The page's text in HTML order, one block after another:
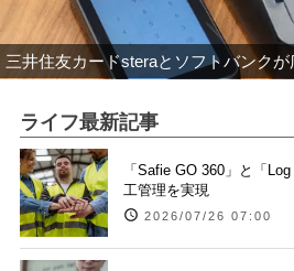
三井住友カードsteraとソフトバンク
ライフ最新記事
「Safie GO 360」と「
工管理を実現
2026/07/26 07:00